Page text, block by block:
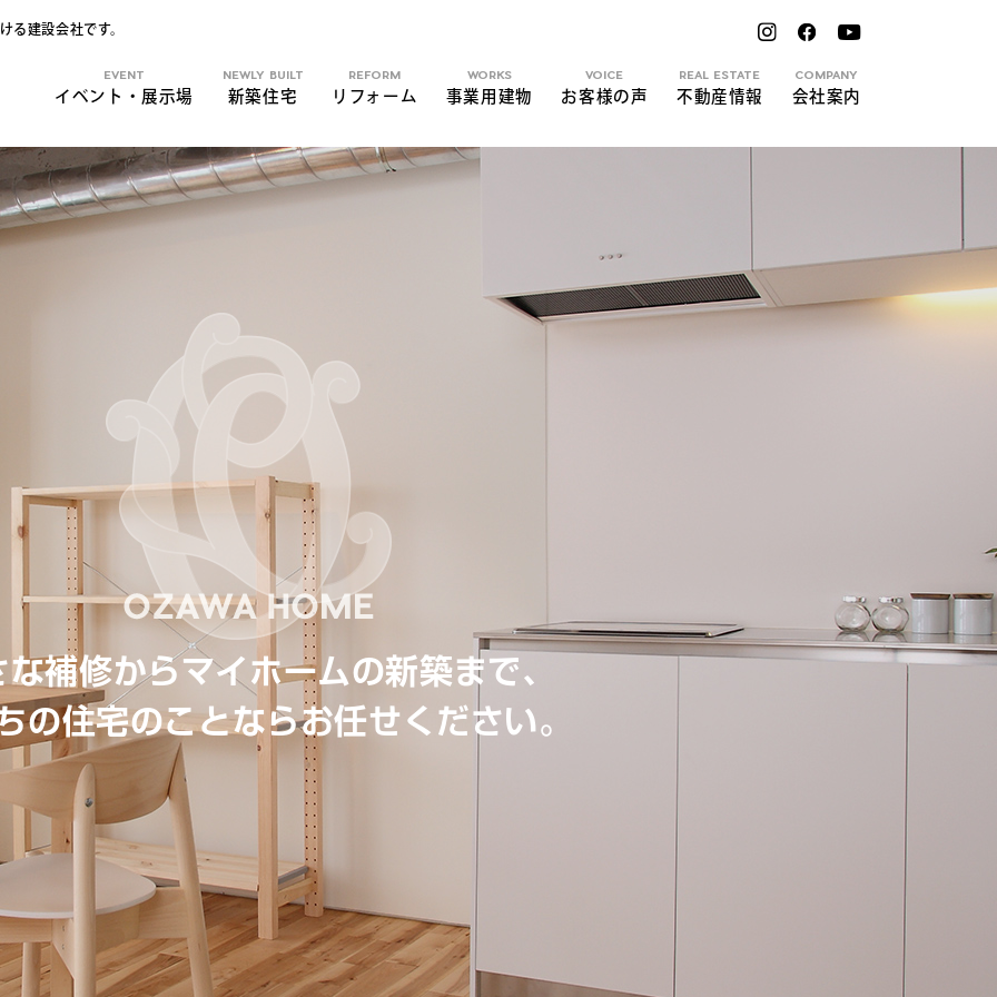
る建設会社です。
EVENT
イベント・展示場
NEWLY BUILT
新築住宅
REFORM
リフォーム
WORKS
事業用建物
VOICE
お客様の声
REAL ESTATE
不動産情報
COMPANY
会社案内
な補修からマイホームの新築まで、
の住宅のことならお任せください。